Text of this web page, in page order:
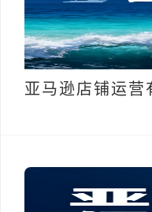
亚马逊店铺运